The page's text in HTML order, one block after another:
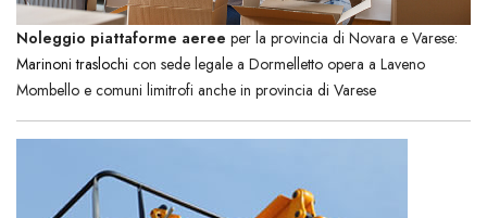
Noleggio piattaforme aeree per la provincia di Novara e Varese:
Marinoni traslochi con sede legale a Dormelletto opera a Laveno
Mombello e comuni limitrofi anche in provincia di Varese